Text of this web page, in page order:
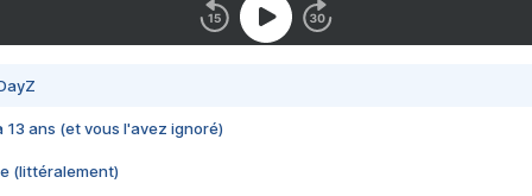
13 ans (et vous l'avez ignoré)
(littéralement)